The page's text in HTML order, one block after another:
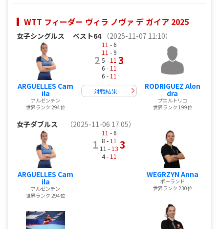
WTT フィーダー ヴィラ ノヴァ デ ガイア 2025
女子シングルス ベスト64 （2025-11-07 11:10）
ARGUELLES Cam
ila
アルゼンチン
世界ランク 294位
2
11 - 6
11 - 9
5 - 11
6 - 11
6 - 11
3
対戦結果
RODRIGUEZ Alon
dra
プエルトリコ
世界ランク 199位
女子ダブルス （2025-11-06 17:05）
ARGUELLES Cam
ila
アルゼンチン
世界ランク 294位
1
11 - 6
8 - 11
11 - 13
4 - 11
3
WEGRZYN Anna
ポーランド
世界ランク 230位